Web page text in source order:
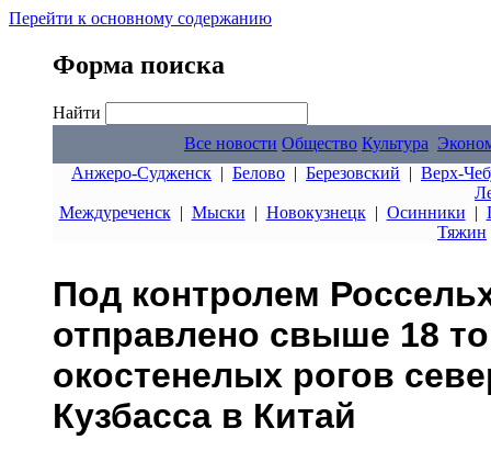
Перейти к основному содержанию
Форма поиска
Найти
Все новости Общество Культура
Анжеро-Судженск | Белово | Березовский | Верх-
Междуреченск| Мыски | Новокузнецк| Осинники |
Тяжин
Под контролем
отправлено свыше 18
окостенелых рогов
Кузбасса в Китай